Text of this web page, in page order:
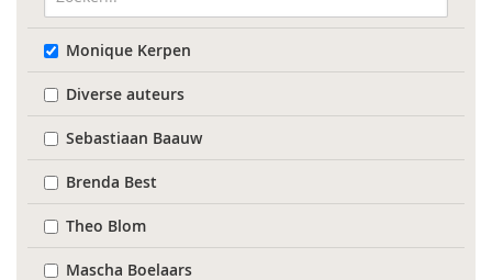
Monique Kerpen
Diverse auteurs
Sebastiaan Baauw
Brenda Best
Theo Blom
Mascha Boelaars